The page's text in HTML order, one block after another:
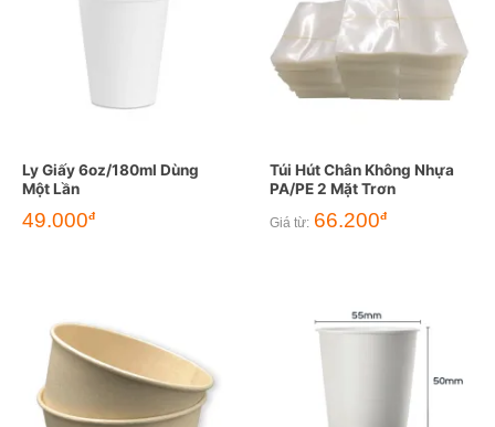
Ly Giấy 6oz/180ml Dùng
Một Lần
49.000đ
Túi Hút Chân Không Nhựa
PA/PE 2 Mặt Trơn
Giá từ: 66.200đ